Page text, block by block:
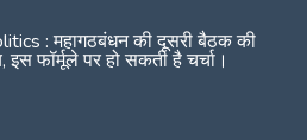
: महागठबंधन की दूसरी बैठक की
इस फॉर्मूले पर हो सकती है चर्चा।